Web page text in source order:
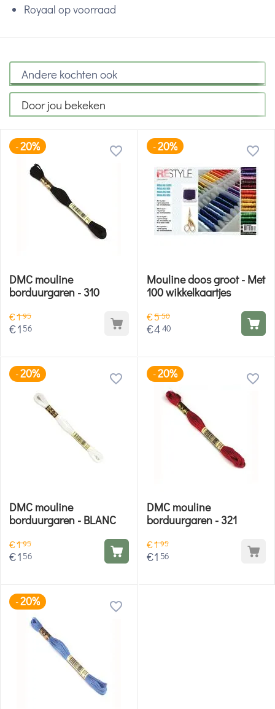
Royaal op voorraad
Andere kochten ook
Door jou bekeken
-20%
DMC mouline
borduurgaren - 310
€195
€1 56
-20%
Mouline doos groot - Met
100 wikkelkaartjes
€550
€440
-20%
DMC mouline
borduurgaren - BLANC
€195
€1 56
-20%
DMC mouline
borduurgaren - 321
€195
€1 56
-20%